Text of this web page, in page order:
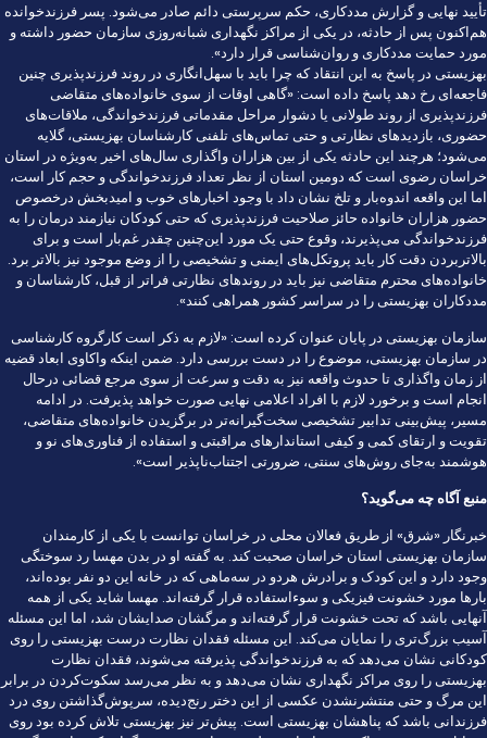
تأیید نهایی و گزارش مددکاری، حکم سرپرستی دائم صادر می‌شود. پسر فرزندخوانده
هم‌اکنون پس از حادثه، در یکی از مراکز نگهداری شبانه‌روزی سازمان حضور داشته و
مورد حمایت مددکاری و روان‌شناسی قرار دارد».
بهزیستی در پاسخ به این انتقاد که چرا باید با سهل‌انگاری در روند فرزندپذیری چنین
فاجعه‌ای رخ دهد پاسخ داده است: «گاهی اوقات از سوی خانواده‌های متقاضی
فرزندپذیری از روند طولانی یا دشوار مراحل مقدماتی فرزندخواندگی، ملاقات‌های
حضوری، بازدیدهای نظارتی و حتی تماس‌های تلفنی کارشناسان بهزیستی، گلایه
می‌شود؛ هرچند این حادثه یکی از بین هزاران واگذاری سال‌های اخیر به‌ویژه در استان
خراسان رضوی است که دومین استان از نظر تعداد فرزندخواندگی و حجم کار است،
اما این واقعه اندوه‌بار و تلخ نشان داد با وجود اخبارهای خوب و امیدبخش درخصوص
حضور هزاران خانواده حائز صلاحیت فرزندپذیری که حتی کودکان نیازمند درمان را به
فرزندخواندگی می‌پذیرند، وقوع حتی یک مورد این‌چنین چقدر غم‌بار است و برای
بالاتربردن دقت کار باید پروتکل‌های ایمنی و تشخیصی را از وضع موجود نیز بالاتر برد.
خانواده‌های محترم متقاضی نیز باید در روندهای نظارتی فراتر از قبل، کارشناسان و
مددکاران بهزیستی را در سراسر کشور همراهی کنند».
سازمان بهزیستی در پایان عنوان کرده است: «لازم به ذکر است کارگروه کارشناسی
در سازمان بهزیستی، موضوع را در دست بررسی دارد. ضمن اینکه واکاوی ابعاد قضیه
از زمان واگذاری تا حدوث واقعه نیز به دقت و سرعت از سوی مرجع قضائی در‌حال
انجام است و برخورد لازم با افراد اعلامی نهایی صورت خواهد پذیرفت. در ادامه
مسیر، پیش‌بینی تدابیر تشخیصی سخت‌گیرانه‌تر در برگزیدن خانواده‌های متقاضی،
تقویت و ارتقای کمی و کیفی استاندارهای مراقبتی و استفاده از فناوری‌های نو و
هوشمند به‌جای روش‌های سنتی، ضرورتی اجتناب‌ناپذیر است».
منبع آگاه چه می‌گوید؟
خبرنگار «شرق» از طریق فعالان محلی در خراسان توانست با یکی از کارمندان
سازمان بهزیستی استان خراسان صحبت کند. به گفته او در بدن مهسا رد سوختگی
وجود دارد و این کودک و برادرش هر‌دو در سه‌ماهی که در خانه این دو نفر بوده‌اند،
بارها مورد خشونت فیزیکی و سوءاستفاده قرار گرفته‌اند. مهسا شاید یکی از همه
آنهایی باشد که تحت خشونت قرار گرفته‌اند و مرگشان صدایشان شد، اما این مسئله
آسیب بزرگ‌تری را نمایان می‌کند. این مسئله فقدان نظارت درست بهزیستی را روی
کودکانی نشان می‌دهد که به فرزندخواندگی پذیرفته می‌شوند، فقدان نظارت
بهزیستی را روی مراکز نگهداری نشان می‌دهد و به نظر می‌رسد سکوت‌کردن در برابر
این مرگ و حتی منتشرنشدن عکسی از این دختر رنج‌دیده، سرپوش‌گذاشتن روی درد
فرزندانی باشد که پناهشان بهزیستی است.‌ پیش‌تر نیز بهزیستی تلاش کرده بود روی